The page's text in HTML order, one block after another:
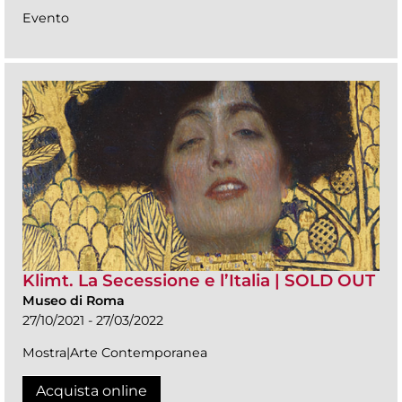
Evento
Klimt. La Secessione e l’Italia | SOLD OUT
Museo di Roma
27/10/2021 - 27/03/2022
Mostra|Arte Contemporanea
Acquista online